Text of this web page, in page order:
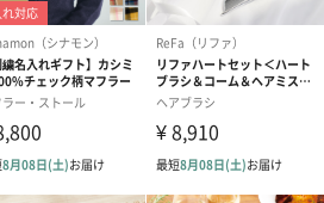
かき氷入浴剤4点セット
（イエロー）（748円）
バスフラワー
【Thank you
円）